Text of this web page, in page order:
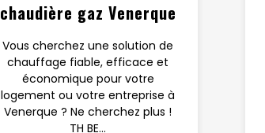
chaudière gaz Venerque
Vous cherchez une solution de
chauffage fiable, efficace et
économique pour votre
logement ou votre entreprise à
Venerque ? Ne cherchez plus !
TH BE...